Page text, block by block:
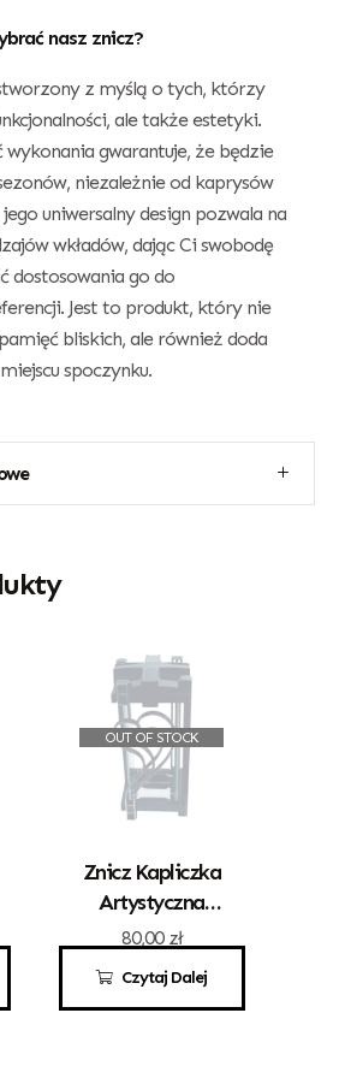
nasz znicz?
z myślą o tych, którzy
ale także estetyki.
wykonania gwarantuje, że będzie
niezależnie od kaprysów
uniwersalny design pozwala na
wkładów, dając Ci swobodę
dostosowania go do
Jest to produkt, który nie
bliskich, ale również doda
spoczynku.
OUT OF STOCK
Czytaj Dalej
Znicz Kapliczka
Artystyczna
Kwadrat Z
Sercem Srebro
80,00 zł